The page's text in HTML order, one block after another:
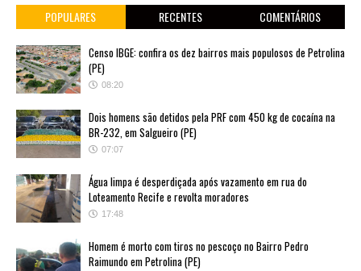
POPULARES RECENTES COMENTÁRIOS
Censo IBGE: confira os dez bairros mais populosos de Petrolina
(PE)
08:20
Dois homens são detidos pela PRF com 450 kg de cocaína na
BR-232, em Salgueiro (PE)
07:07
Água limpa é desperdiçada após vazamento em rua do
Loteamento Recife e revolta moradores
17:48
Homem é morto com tiros no pescoço no Bairro Pedro
Raimundo em Petrolina (PE)